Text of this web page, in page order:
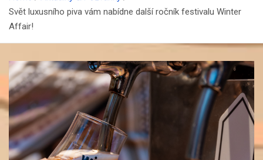
Svět luxusního piva vám nabídne další ročník festivalu Winter
Affair!